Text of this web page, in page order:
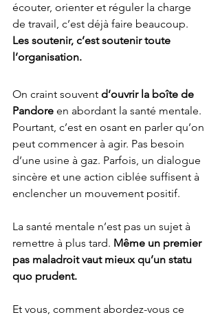
écouter, orienter et réguler la charge
de travail, c’est déjà faire beaucoup.
Les soutenir, c’est soutenir toute
l’organisation.
On craint souvent d’ouvrir la boîte de
Pandore en abordant la santé mentale.
Pourtant, c’est en osant en parler qu’on
peut commencer à agir. Pas besoin
d’une usine à gaz. Parfois, un dialogue
sincère et une action ciblée suffisent à
enclencher un mouvement positif.
La santé mentale n’est pas un sujet à
remettre à plus tard. Même un premier
pas maladroit vaut mieux qu’un statu
quo prudent.
Et vous, comment abordez-vous ce